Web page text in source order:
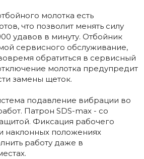
молотка есть
что позволит менять силу
удавов в минуту. Отбойник
сервисного обслуживание,
обратиться в сервисный
молотка предупредит
замены щеток.
подавление вибрации во
Патрон SDS-max - со
Фиксация рабочего
наклонных положениях
работу даже в